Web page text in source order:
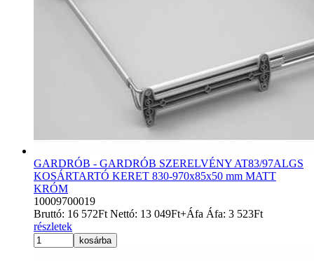
GARDRÓB - GARDRÓB SZERELVÉNY AT83/97ALGS
KOSÁRTARTÓ KERET 830-970x85x50 mm MATT
KRÓM
10009700019
Bruttó: 16 572Ft Nettó: 13 049Ft+Áfa Áfa: 3 523Ft
részletek
kosárba